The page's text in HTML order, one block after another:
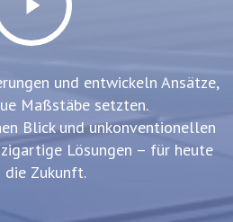
und entwickeln Ansätze,
Maßstäbe setzten.
Blick und unkonventionellen
Lösungen – für heute
die Zukunft.